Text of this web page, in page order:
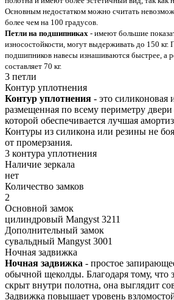
Основным недостатком можно считать
более чем на 100 градусов.
Петли на подшипниках - имеют большие
износостойкости, могут выдерживать до 150 кг.
подшипников навесы изнашиваются быстрее, а
составляет 70 кг.
3 петли
Контур уплотнения
Контур уплотнения - это силиконовая
размещенная по всему периметру двери
которой обеспечивается лучшая
Контуры из силикона или резины не
от промерзания.
3 контура уплотнения
Наличие зеркала
нет
Количество замков
2
Основной замок
цилиндровый Mangyst 3211
Дополнительный замок
сувальдный Mangyst 3001
Ночная задвижка
Ночная задвижка - простое
обычной щеколды. Благодаря тому,
скрыт внутри полотна, она выглядит
Задвижка повышает уровень